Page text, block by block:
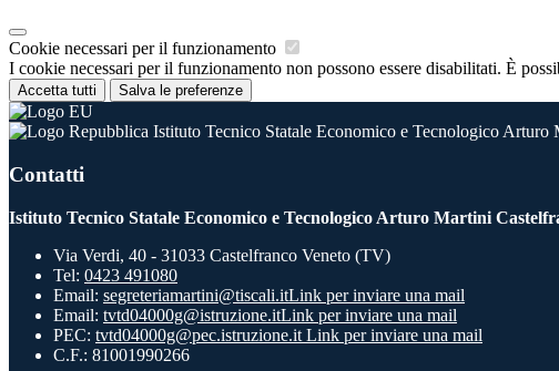
Cookie necessari per il funzionamento
I cookie necessari per il funzionamento non possono essere disabilitati. È
Accetta tutti Salva le preferenze
Istituto Tecnico Statale Economico e Tecnologico Arturo
Contatti
Istituto Tecnico Statale Economico e Tecnologico Arturo Martini
Via Verdi, 40 - 31033 Castelfranco Veneto (TV)
Tel: 0423 491080
Email: segreteriamartini@tiscali.itLink per inviare una mail
Email: tvtd04000g@istruzione.itLink per inviare una mail
PEC: tvtd04000g@pec.istruzione.it Link per inviare una mail
C.F.: 81001990266